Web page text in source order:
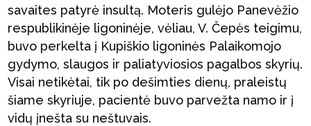
savaites patyrė insultą. Moteris gulėjo Panevėžio
respublikinėje ligoninėje, vėliau, V. Čepės teigimu,
buvo perkelta į Kupiškio ligoninės Palaikomojo
gydymo, slaugos ir paliatyviosios pagalbos skyrių.
Visai netikėtai, tik po dešimties dienų, praleistų
šiame skyriuje, pacientė buvo parvežta namo ir į
vidų įnešta su neštuvais.